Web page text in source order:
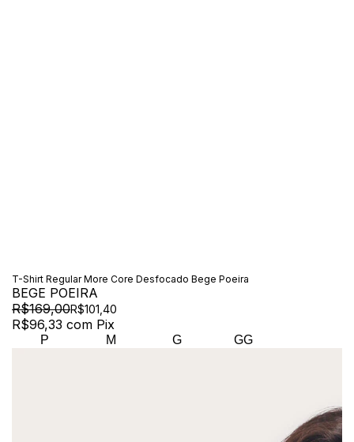
T-Shirt Regular More Core Desfocado Bege Poeira
BEGE POEIRA
R$169,00R$101,40
R$96,33 com Pix
P M G GG